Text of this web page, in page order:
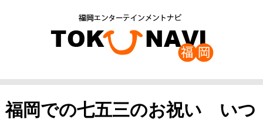
福岡での七五三のお祝い いつ